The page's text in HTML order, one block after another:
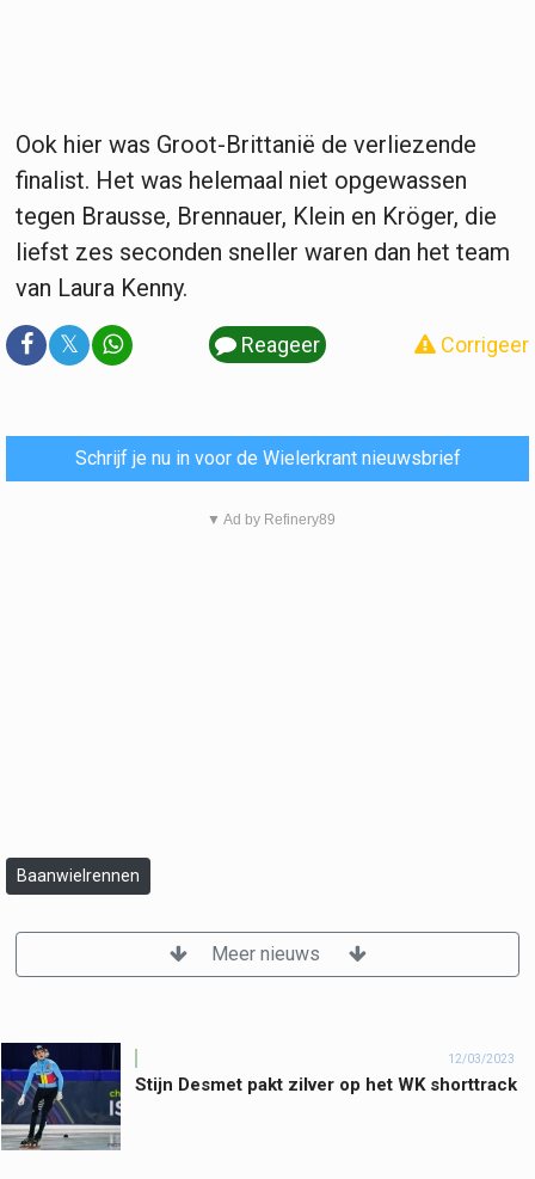
Ook hier was Groot-Brittanië de verliezende
finalist. Het was helemaal niet opgewassen
tegen Brausse, Brennauer, Klein en Kröger, die
liefst zes seconden sneller waren dan het team
van Laura Kenny.
𝕏 Reageer Corrigeer
Schrijf je nu in voor de Wielerkrant nieuwsbrief
▼ Ad by Refinery89
Baanwielrennen
Meer nieuws
12/03/2023
Stijn Desmet pakt zilver op het WK shorttrack